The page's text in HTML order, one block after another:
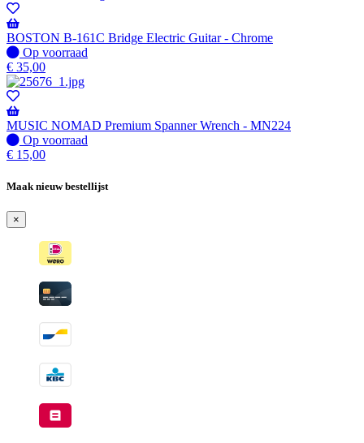
BOSTON B-161C Bridge Electric Guitar - Chrome
Op
voorraad
Op voorraad
€ 35,00
MUSIC NOMAD Premium Spanner Wrench - MN224
Op
voorraad
Op voorraad
€ 15,00
Maak nieuw bestellijst
×